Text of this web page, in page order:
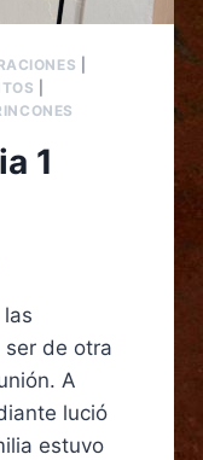
1
ser de otra
A
lució
estuvo